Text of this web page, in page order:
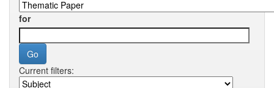
for
Current filters: